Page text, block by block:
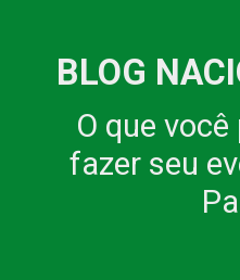
BLOG
O que
fazer seu